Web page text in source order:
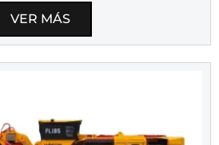
VER MÁS